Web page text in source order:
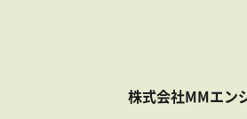
株式会社MMエン